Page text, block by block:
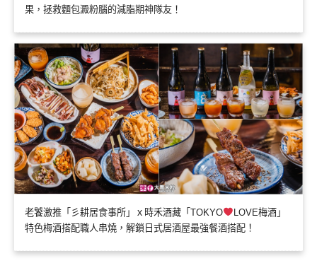
果，拯救麵包澱粉腦的減脂期神隊友！
老饕激推「彡耕居食事所」ｘ時禾酒藏「TOKYO
LOVE梅酒」
特色梅酒搭配職人串燒，解鎖日式居酒屋最強餐酒搭配！